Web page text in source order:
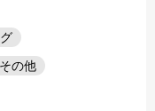
その他